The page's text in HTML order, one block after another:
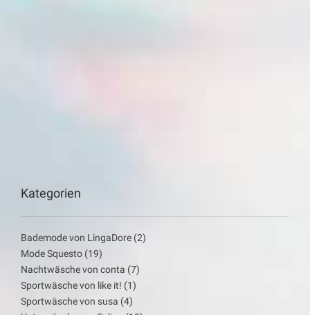
Kategorien
Bademode von LingaDore (2)
Mode Squesto (19)
Nachtwäsche von conta (7)
Sportwäsche von like it! (1)
Sportwäsche von susa (4)